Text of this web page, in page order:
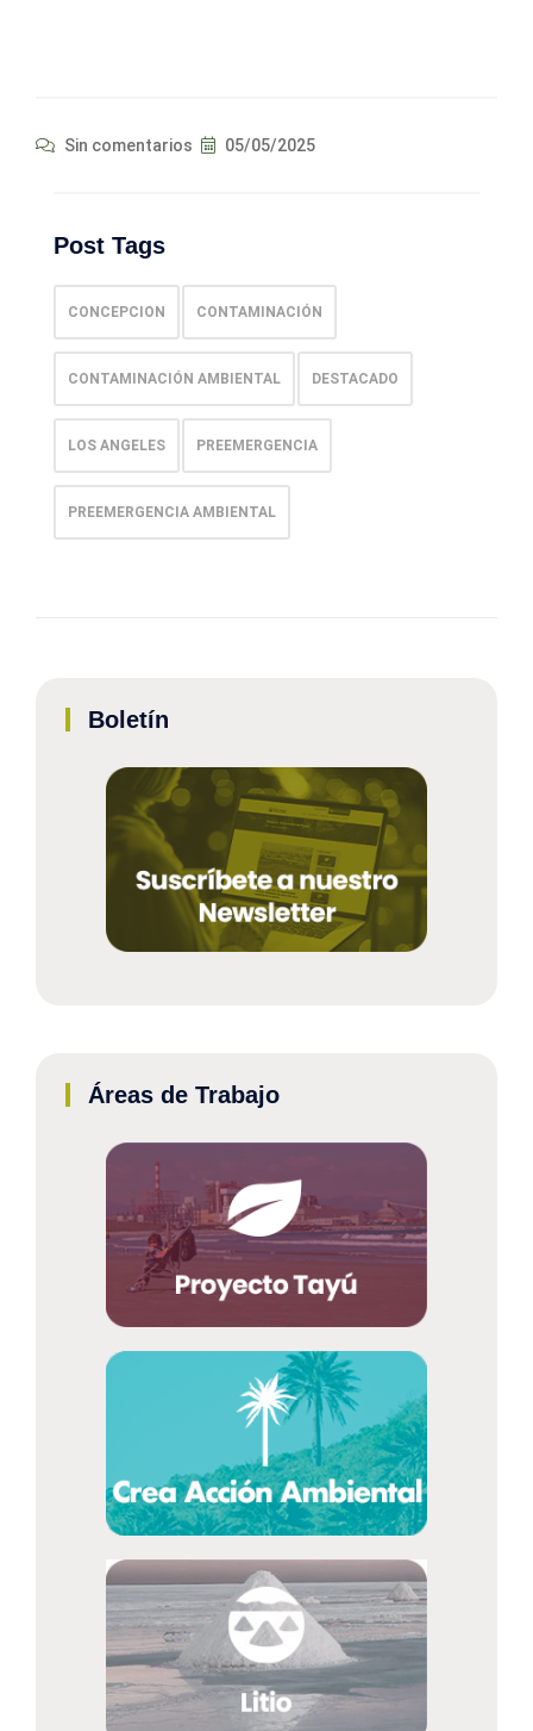
Sin comentarios 05/05/2025
Post Tags
CONCEPCION CONTAMINACIÓN
CONTAMINACIÓN AMBIENTAL DESTACADO
LOS ANGELES PREEMERGENCIA
PREEMERGENCIA AMBIENTAL
Boletín
Áreas de Trabajo